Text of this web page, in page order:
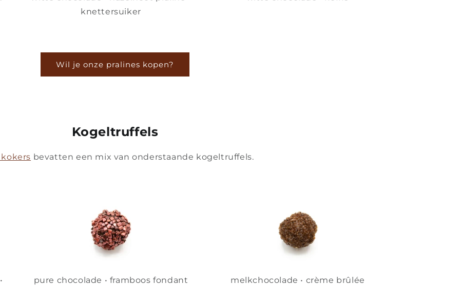
knettersuiker
Wil je onze pralines kopen?
Kogeltruffels
bevatten een mix van onderstaande kogeltruffels.
pure chocolade • framboos fondant melkchocolade • crème brûlée